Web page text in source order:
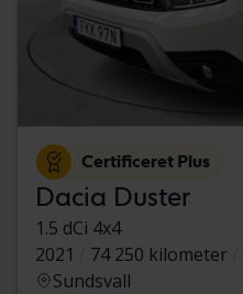
Certificeret Plus
Dacia Duster
1.5 dCi 4x4
2021
74 250 kilometer
Sundsvall